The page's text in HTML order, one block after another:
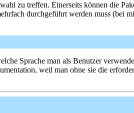
zu treffen. Einerseits können die
durchgeführt werden muss (bei
Sprache man als Benutzer
weil man ohne sie die